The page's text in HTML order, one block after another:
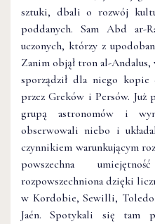
sztuki, dbali o rozwój
poddanych. Sam Abd ar-
uczonych, którzy z
Zanim objął tron al-Andalus,
sporządził dla niego kopie
przez Greków i Persów. Już
grupą astronomów i
obserwowali niebo i
czynnikiem warunkującym
powszechna
rozpowszechniona dzięki
w Kordobie, Sewilli,
Jaén. Spotykali się tam